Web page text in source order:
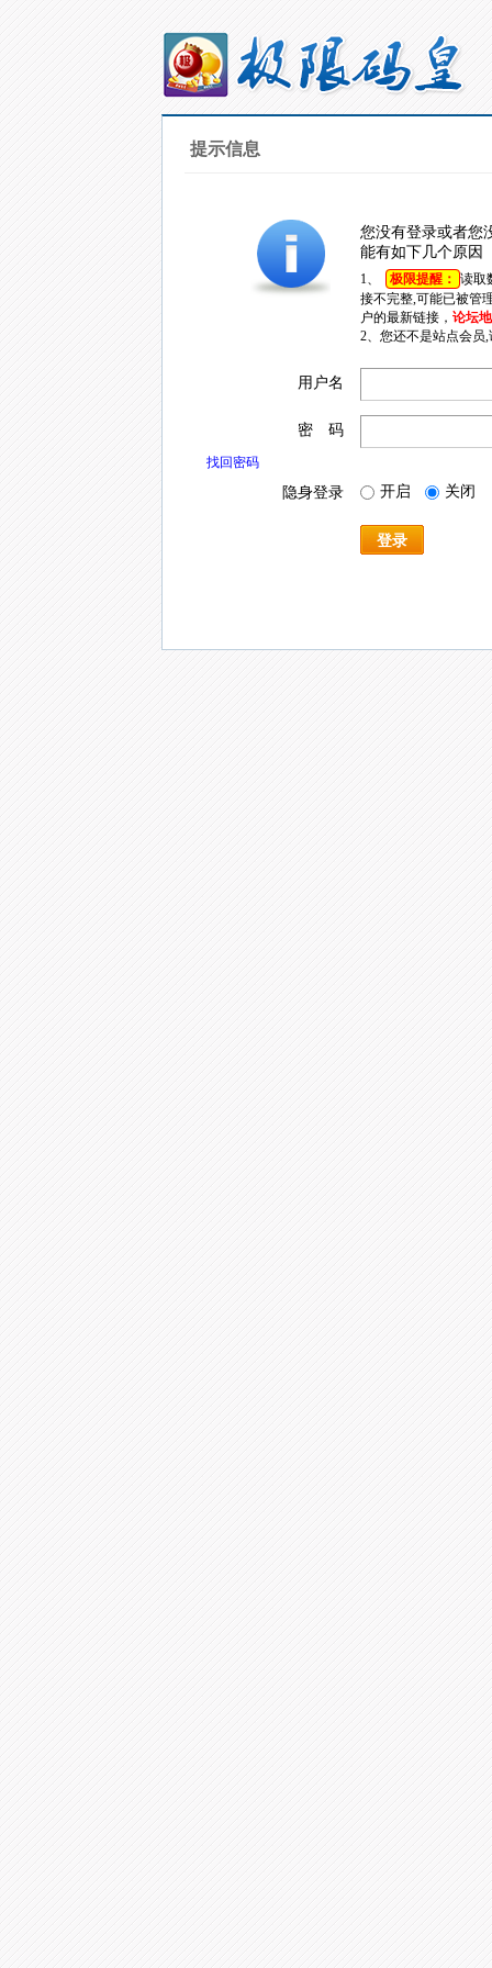
提示信息
您没有登录或者您
能有如下几个原因
1、 极限提醒： 读取
接不完整,可能已被管
户的最新链接， 论坛
2、您还不是站点会员
用户名
密 码
找回密码
隐身登录 开启 关闭
登录